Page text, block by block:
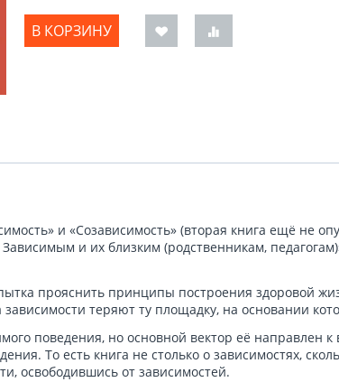
В КОРЗИНУ
и «Созависимость» (вторая книга ещё не
и их близким (родственникам,
прояснить принципы построения здоровой
теряют ту площадку, на основании
поведения, но основной вектор её направлен
То есть книга не столько о зависимостях,
освободившись от зависимостей.